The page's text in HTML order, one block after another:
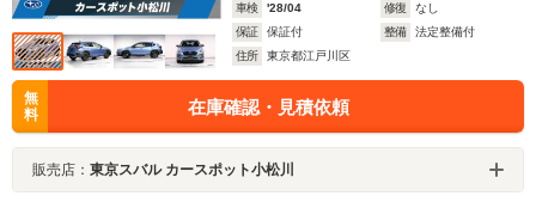
車検
'28/04 修復
なし
保証
保証付 整備
法定整備付
住所
東京都江戸川区
無
料
在庫確認・見積依頼
販売店： 東京スバル カースポット小松川